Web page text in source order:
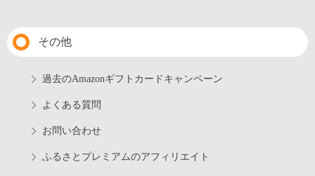
その他
過去のAmazonギフトカードキャンペーン
よくある質問
お問い合わせ
ふるさとプレミアムのアフィリエイト